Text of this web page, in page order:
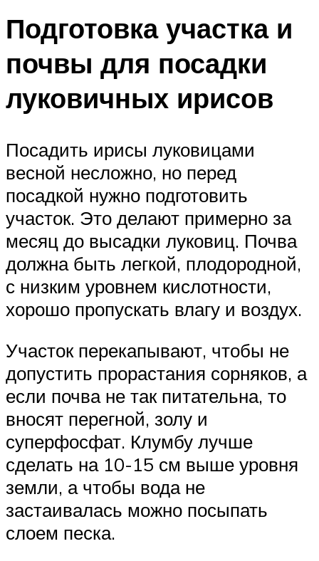
Подготовка участка и
почвы для посадки
луковичных ирисов
Посадить ирисы луковицами
весной несложно, но перед
посадкой нужно подготовить
участок. Это делают примерно за
месяц до высадки луковиц. Почва
должна быть легкой, плодородной,
с низким уровнем кислотности,
хорошо пропускать влагу и воздух.
Участок перекапывают, чтобы не
допустить прорастания сорняков, а
если почва не так питательна, то
вносят перегной, золу и
суперфосфат. Клумбу лучше
сделать на 10-15 см выше уровня
земли, а чтобы вода не
застаивалась можно посыпать
слоем песка.